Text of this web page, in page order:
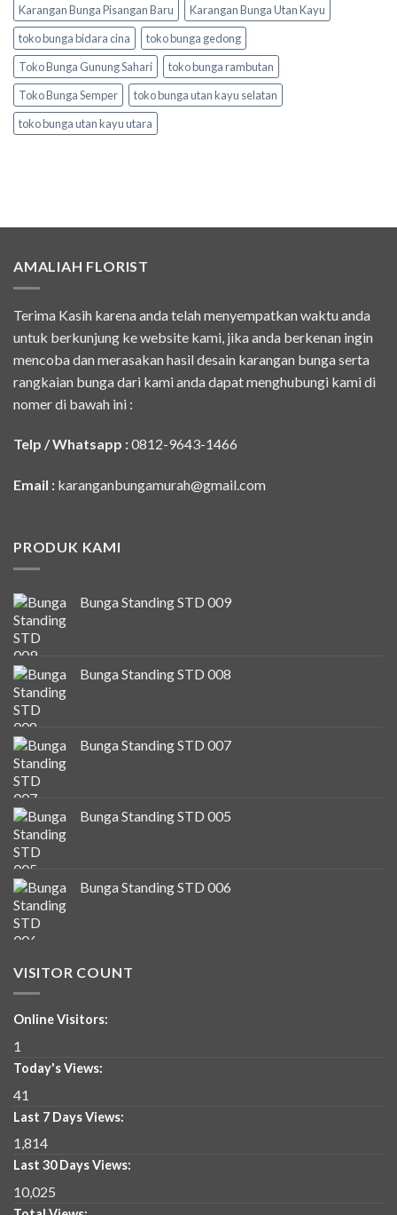
Karangan Bunga Pisangan Baru
Karangan Bunga Utan Kayu
toko bunga bidara cina
toko bunga gedong
Toko Bunga Gunung Sahari
toko bunga rambutan
Toko Bunga Semper
toko bunga utan kayu selatan
toko bunga utan kayu utara
AMALIAH FLORIST
Terima Kasih karena anda telah menyempatkan waktu anda
untuk berkunjung ke website kami, jika anda berkenan ingin
mencoba dan merasakan hasil desain karangan bunga serta
rangkaian bunga dari kami anda dapat menghubungi kami di
nomer di bawah ini :
Telp / Whatsapp :0812-9643-1466
Email : karanganbungamurah@gmail.com
PRODUK KAMI
Bunga Standing STD 009
Bunga Standing STD 008
Bunga Standing STD 007
Bunga Standing STD 005
Bunga Standing STD 006
VISITOR COUNT
Online Visitors:
1
Today's Views:
41
Last 7 Days Views:
1,814
Last 30 Days Views:
10,025